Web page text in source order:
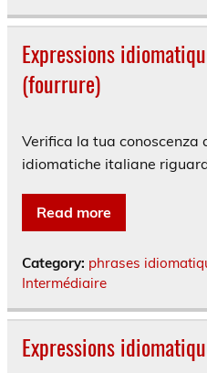
Expressions
(fourrure)
Verifica la tua conoscenza
idiomatiche italiane
Read more
Category: phrases
Intermédiaire
Expressions